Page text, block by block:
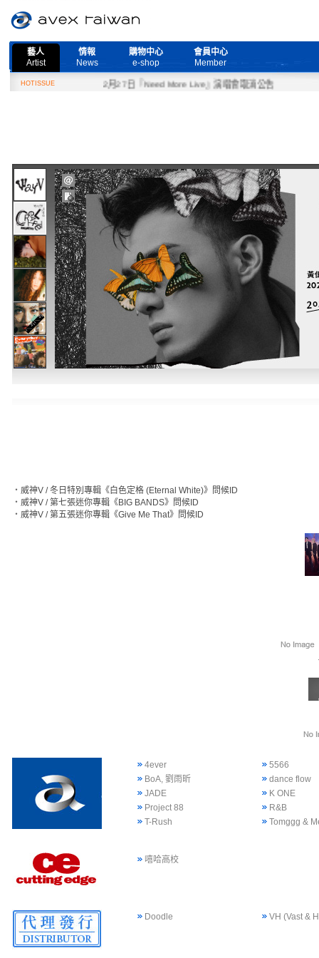
藝人
Artist
情報
News
購物中心
e-shop
會員中心
Member
HOTISSUE 2月27日『Need More Live』演唱會取消公告
‧ 威神V / 冬日特別專輯《白色定格 (Eternal White)》問候ID
‧ 威神V / 第七張迷你專輯《BIG BANDS》問候ID
‧ 威神V / 第五張迷你專輯《Give Me That》問候ID
4ever
5566
BoA, 劉雨昕
dance flow
JADE
K ONE
Project 88
R&B
T-Rush
Tomggg &
嘻哈高校
Doodle VH (Vast &